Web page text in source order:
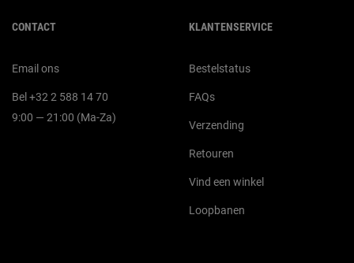
CONTACT
Email ons
Bel +32 2 588 14 70
9:00 — 21:00 (Ma-Za)
KLANTENSERVICE
Bestelstatus
FAQs
Verzending
Retouren
Vind een winkel
Loopbanen